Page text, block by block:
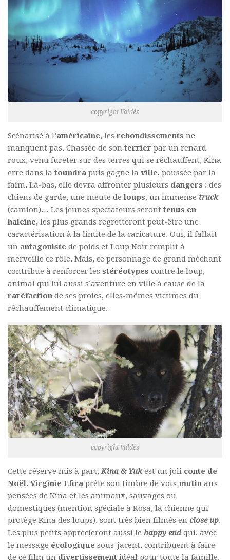
copyright Valdés
Scénarisé à l’américaine, lesrebondissements ne
manquent pas. Chassée de son terrier par un renard
roux, venu fureter sur des terres qui se réchauffent, Kina
erre dans la toundra puis gagne la ville, poussée par la
faim. Là-bas, elle devra affronter plusieurs dangers : des
chiens de garde, une meute deloups, un immense truck
(camion)… Les jeunes spectateurs seront tenus en
haleine, les plus grands regretteront peut-être une
caractérisation à la limite de la caricature. Oui, il fallait
un antagoniste de poids et Loup Noir remplit à
merveille ce rôle. Mais, ce personnage de grand méchant
contribue à renforcer les stéréotypes contre le loup,
animal qui lui aussi s’aventure en ville à cause de la
raréfaction de ses proies, elles-mêmes victimes du
réchauffement climatique.
copyright Valdés
Cette réserve mis à part,Kina & Yukest un joli conte de
Noël. Virginie Efira prête son timbre de voixmutin aux
pensées de Kina et les animaux, sauvages ou
domestiques (mention spéciale à Rosa, la chienne qui
protège Kina des loups), sont très bien filmés en close up.
Les plus petits apprécieront aussi le happy endqui, avec
le message écologique sous-jacent, contribuent à faire
de ce film un divertissement idéal pour toute la famille.